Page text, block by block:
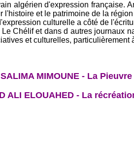
algérien d'expression française.
et le patrimoine de la
culturelle a côté de
Chélif et dans d autres journaux
et culturelles,
MIMOUNE - La Pieuvre
ALI ELOUAHED - La